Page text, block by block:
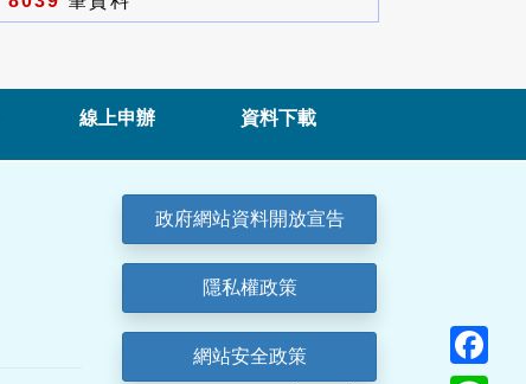
線上申辦 資料下載
政府網站資料開放宣告
隱私權政策
網站安全政策